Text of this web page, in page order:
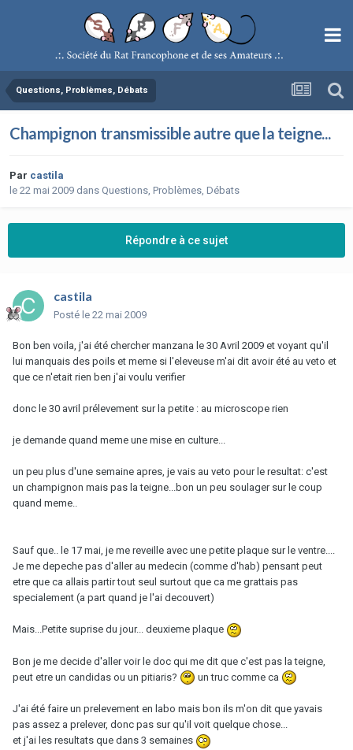
Questions, Problèmes, Débats
Champignon transmissible autre que la teigne...
Par castila
le 22 mai 2009 dans Questions, Problèmes, Débats
Répondre à ce sujet
castila
Posté le 22 mai 2009
Bon ben voila, j'ai été chercher manzana le 30 Avril 2009 et voyant qu'il
lui manquais des poils et meme si l'eleveuse m'ai dit avoir été au veto et
que ce n'etait rien ben j'ai voulu verifier
donc le 30 avril prélevement sur la petite : au microscope rien
je demande quand meme une mise en culture...
un peu plus d'une semaine apres, je vais au veto pour le resultat: c'est
un champignon mais pas la teigne...bon un peu soulager sur le coup
quand meme..
Sauf que.. le 17 mai, je me reveille avec une petite plaque sur le ventre....
Je me depeche pas d'aller au medecin (comme d'hab) pensant peut
etre que ca allais partir tout seul surtout que ca me grattais pas
specialement (a part quand je l'ai decouvert)
Mais...Petite suprise du jour... deuxieme plaque
Bon je me decide d'aller voir le doc qui me dit que c'est pas la teigne,
peut etre un candidas ou un pitiaris?
un truc comme ca
J'ai été faire un prelevement en labo mais bon ils m'on dit que yavais
pas assez a prelever, donc pas sur qu'il voit quelque chose...
et j'ai les resultats que dans 3 semaines